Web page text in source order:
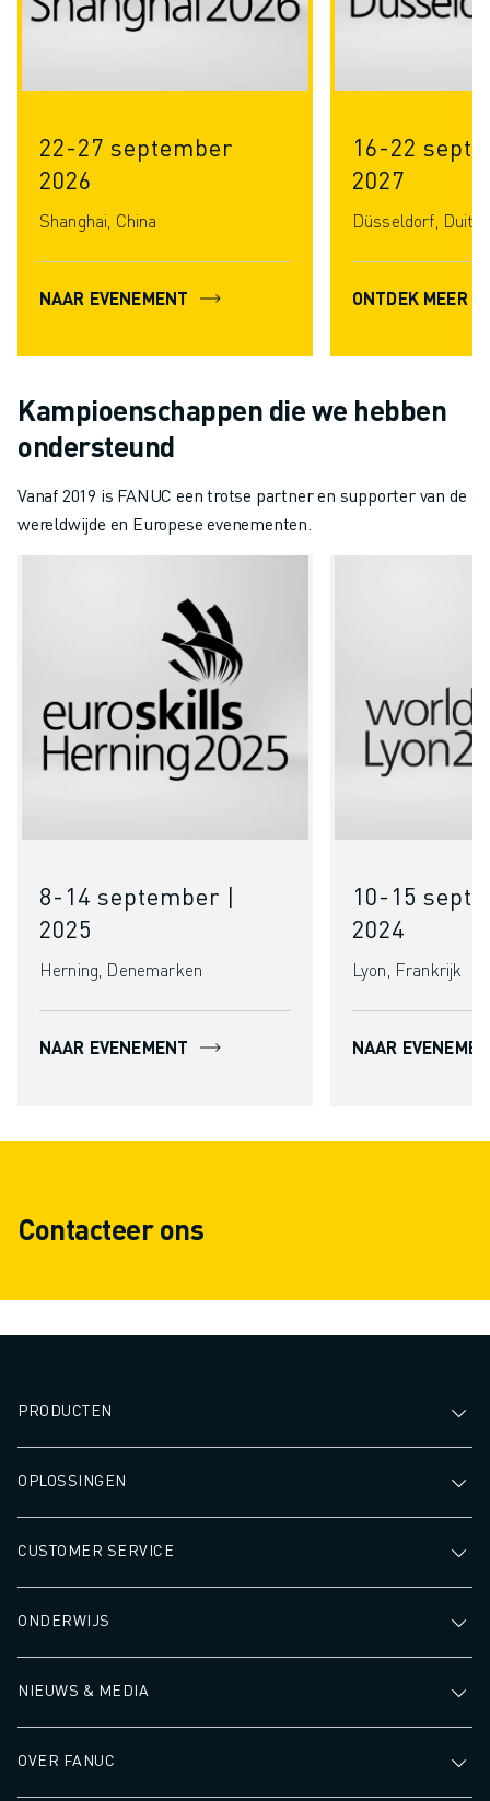
22-27 september
2026
Shanghai, China
NAAR EVENEMENT
16-22
2027
Düsseldorf,
ONTDEK MEER
Kampioenschappen die we hebben
ondersteund
Vanaf 2019 is FANUC een trotse partner en supporter van de
wereldwijde en Europese evenementen.
8-14 september |
2025
Herning, Denemarken
NAAR EVENEMENT
10-15
2024
Lyon, Frankrijk
NAAR
Contacteer ons
PRODUCTEN
OPLOSSINGEN
CUSTOMER SERVICE
ONDERWIJS
NIEUWS & MEDIA
OVER FANUC